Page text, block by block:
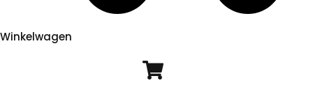
Winkelwagen